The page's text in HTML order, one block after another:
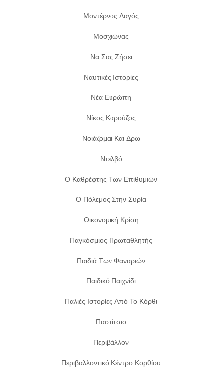
Μοντέρνος Λαγός
Μοσχιώνας
Να Σας Ζήσει
Ναυτικές Ιστορίες
Νέα Ευρώπη
Νίκος Καρούζος
Νοιάζομαι Και Δρω
Ντελβό
Ο Καθρέφτης Των Επιθυμιών
Ο Πόλεμος Στην Συρία
Οικονομική Κρίση
Παγκόσμιος Πρωταθλητής
Παιδιά Των Φαναριών
Παιδικό Παιχνίδι
Παλιές Ιστορίες Από Το Κόρθι
Παστίτσιο
Περιβάλλον
Περιβαλλοντικό Κέντρο Κορθίου